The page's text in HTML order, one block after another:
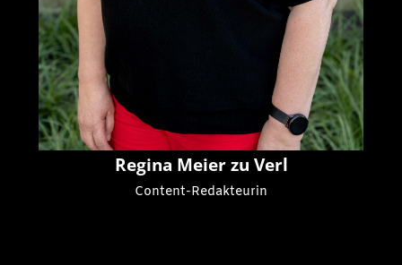
Regina Meier zu Verl
Content-Redakteurin